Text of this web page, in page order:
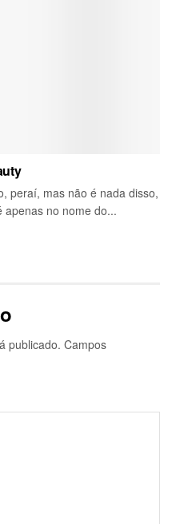
peraí, mas não é nada disso,
no nome do...
publicado. Campos